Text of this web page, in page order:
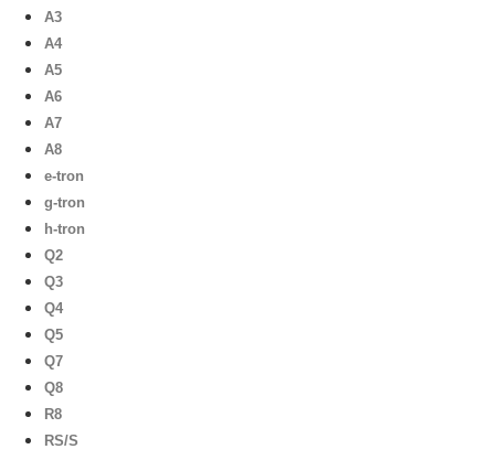
A3
A4
A5
A6
A7
A8
e-tron
g-tron
h-tron
Q2
Q3
Q4
Q5
Q7
Q8
R8
RS/S